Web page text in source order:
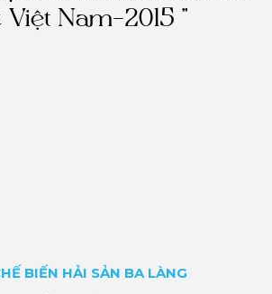
Nam-2015 ”
BIẾN HẢI SẢN BA LÀNG